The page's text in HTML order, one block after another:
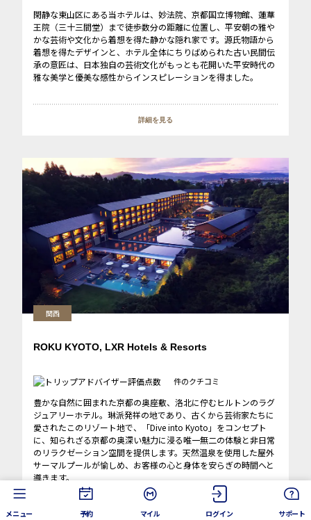
閑静な東山区にある当ホテルは、妙法院、京都国立博物館、蓮華
王院（三十三間堂）まで徒歩数分の距離に位置し、平安朝の雅や
かな芸術や文化から着想を得た静かな隠れ家です。源氏物語から
着想を得たデザインと、ホテル全体にちりばめられた古い民間伝
承の意匠は、日本独自の芸術文化がもっとも花開いた平安時代の
雅な美学と優美な感性からインスピレーションを得ました。
詳細を見る
関西
ROKU KYOTO, LXR Hotels & Resorts
件のクチコミ
豊かな自然に囲まれた京都の奥座敷、洛北に佇むヒルトンのラグ
ジュアリーホテル。琳派発祥の地であり、古くから芸術家たちに
愛されたこのリゾート地で、「Dive into Kyoto」をコンセプト
に、知られざる京都の奥深い魅力に浸る唯一無二の体験と非日常
のリラクゼーション空間を提供します。天然温泉を使用した屋外
サーマルプールが愉しめ、お客様の心と身体を安らぎの時間へと
導きます。
メニュー 予約 マイル ログイン サポート